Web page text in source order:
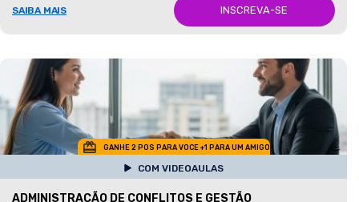
SAIBA MAIS INSCREVA-SE
GANHE 2 POS PARA VOCE +1 PARA UM AMIGO
COM VIDEOAULAS
ADMINISTRAÇÃO DE CONFLITOS E GESTÃO